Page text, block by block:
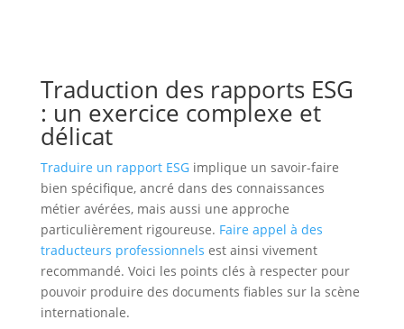
Traduction des rapports ESG
: un exercice complexe et
délicat
Traduire un rapport ESGimplique un savoir-faire
bien spécifique, ancré dans des connaissances
métier avérées, mais aussi une approche
particulièrement rigoureuse. Faire appel à des
traducteurs professionnels est ainsi vivement
recommandé. Voici les points clés à respecter pour
pouvoir produire des documents fiables sur la scène
internationale.